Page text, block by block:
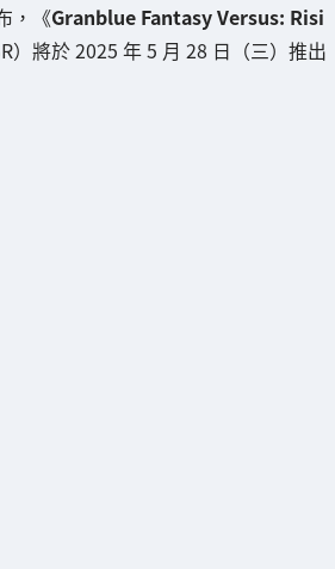
，《Granblue Fantasy Versus: Risi
）將於 2025 年 5 月 28 日（三）推出